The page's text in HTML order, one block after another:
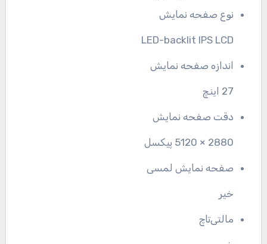
نوع صفحه نمایش
LED-backlit IPS LCD
اندازه صفحه نمایش
27 اینچ
دقت صفحه نمایش
2880 × 5120 پیکسل
صفحه نمایش لمسی
خیر
مالتی‌تاچ